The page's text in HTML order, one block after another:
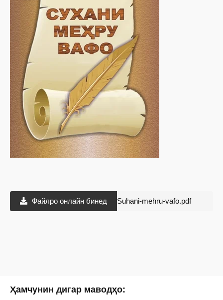
Файлро онлайн бинед Suhani-mehru-vafo.pdf
Ҳамчунин дигар маводҳо: